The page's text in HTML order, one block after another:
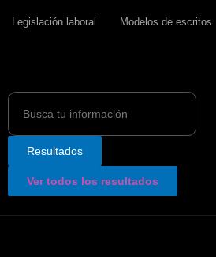
Legislación laboral Modelos de escritos
Search
Resultados
Ver todos los resultados